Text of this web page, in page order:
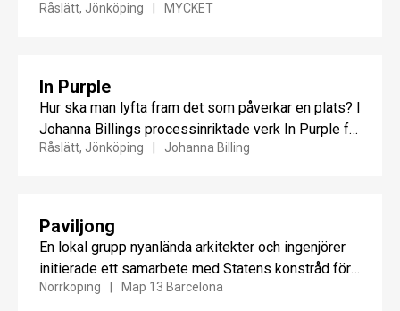
utropstecken i miljön.
Råslätt, Jönköping MYCKET
In Purple
Hur ska man lyfta fram det som påverkar en plats? I
Johanna Billings processinriktade verk In Purple får
en viktig...
Råslätt, Jönköping Johanna Billing
Paviljong
En lokal grupp nyanlända arkitekter och ingenjörer
initierade ett samarbete med Statens konstråd för
att stärka Portalen, en...
Norrköping Map 13 Barcelona